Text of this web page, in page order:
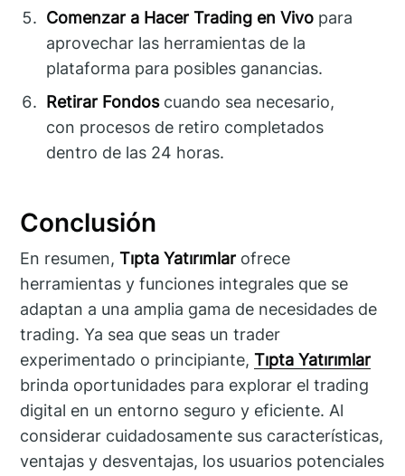
Comenzar a Hacer Trading en Vivo para
aprovechar las herramientas de la
plataforma para posibles ganancias.
Retirar Fondoscuando sea necesario,
con procesos de retiro completados
dentro de las 24 horas.
Conclusión
En resumen,Tıpta Yatırımlar ofrece
herramientas y funciones integrales que se
adaptan a una amplia gama de necesidades de
trading. Ya sea que seas un trader
experimentado o principiante,Tıpta Yatırımlar
brinda oportunidades para explorar el trading
digital en un entorno seguro y eficiente. Al
considerar cuidadosamente sus características,
ventajas y desventajas, los usuarios potenciales